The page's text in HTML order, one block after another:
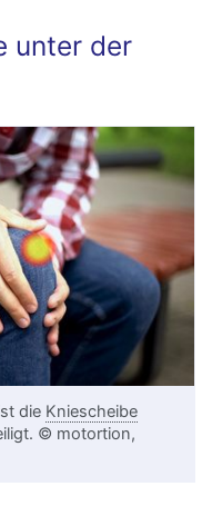
unter der
die Kniescheibe
© motortion,